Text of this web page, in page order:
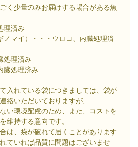
く少量のみお届けする場合がある魚
理済み
ノマイ）・・・ウロコ、内臓処理済
処理済み
臓処理済み
入れている袋につきましては、袋が
絡いただいておりますが、
い環境配慮のため、また、コストを
維持する意向です。
は、袋が破れて届くことがあります
ていれば品質に問題はございませ